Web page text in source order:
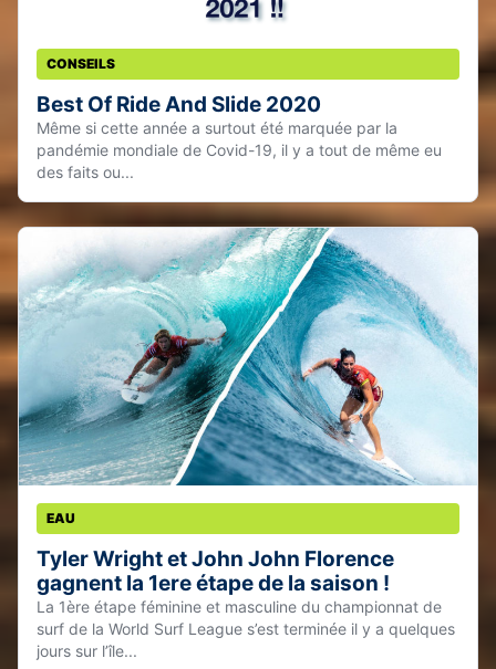
CONSEILS
Best Of Ride And Slide 2020
Même si cette année a surtout été marquée par la
pandémie mondiale de Covid-19, il y a tout de même eu
des faits ou...
EAU
Tyler Wright et John John Florence
gagnent la 1ere étape de la saison !
La 1ère étape féminine et masculine du championnat de
surf de la World Surf League s’est terminée il y a quelques
jours sur l’île...